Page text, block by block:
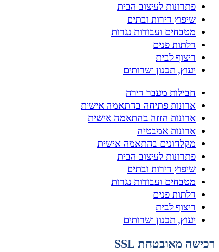
פתרונות לעיצוב הבית
שיפוץ דירות ובתים
מטבחים ועבודות נגרות
דלתות פנים
ריצוף לבית
יעוץ, תכנון ושרותים
חבילות מעבר דירה
ארונות פתיחה בהתאמה אישית
ארונות הזזה בהתאמה אישית
ארונות אמבטיה
מקלחונים בהתאמה אישית
פתרונות לעיצוב הבית
שיפוץ דירות ובתים
מטבחים ועבודות נגרות
דלתות פנים
ריצוף לבית
יעוץ, תכנון ושרותים
רכישה מאובטחת SSL